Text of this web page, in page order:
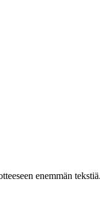
enemmän tekstiä.